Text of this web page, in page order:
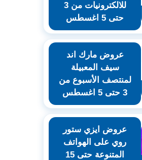
للالكترونيات من 3
حتى 5 اغسطس
عروض مارك اند
سيف المعبيلة
لمنتصف الأسبوع من
3 حتى 5 اغسطس
عروض ايزي ستور
روي على الهواتف
المتنوعة حتى 15